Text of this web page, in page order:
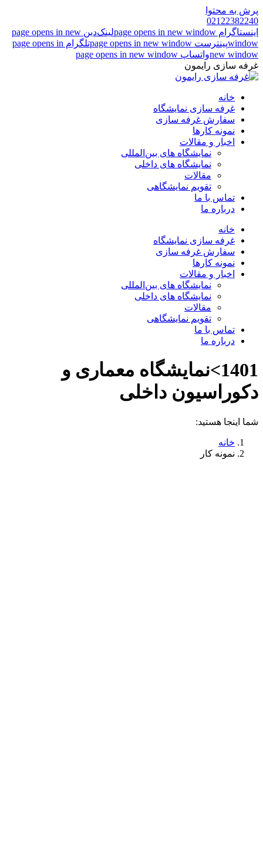
پرش به محتوا
02122382240
اینستاگرام page opens in new window
لینک‌دین page opens in new
windowپینترست page opens in new window
تلگرام page opens in
new windowواتساپ page opens in new window
غرفه سازی رایمون
خانه
غرفه سازی نمایشگاه
سفارش غرفه سازی
نمونه کارها
اخبار و مقالات
نمایشگاه های بین‌المللی
نمایشگاه های داخلی
مقالات
تقویم نمایشگاهی
تماس با ما
درباره ما
خانه
غرفه سازی نمایشگاه
سفارش غرفه سازی
نمونه کارها
اخبار و مقالات
نمایشگاه های بین‌المللی
نمایشگاه های داخلی
مقالات
تقویم نمایشگاهی
تماس با ما
درباره ما
1401>نمایشگاه معماری و
دکوراسیون داخلی
شما اینجا هستید:
خانه
نمونه کار